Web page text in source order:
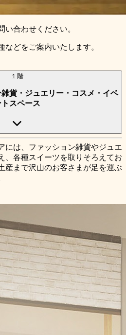
い合わせください。
などをご案内いたします。
１階
貨・ジュエリー・コスメ・イベ
トスペース
には、ファッション雑貨やジュエ
、各種スイーツを取りそろえてお
産まで沢山のお客さまが足を運ぶ